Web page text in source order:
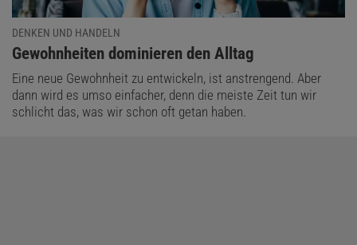
DENKEN UND HANDELN
:
Gewohnheiten dominieren den Alltag
Eine neue Gewohnheit zu entwickeln, ist anstrengend. Aber
dann wird es umso einfacher, denn die meiste Zeit tun wir
schlicht das, was wir schon oft getan haben.